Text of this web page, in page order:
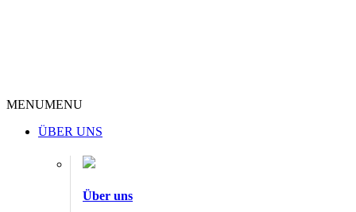
MENUMENU
ÜBER UNS
Über uns